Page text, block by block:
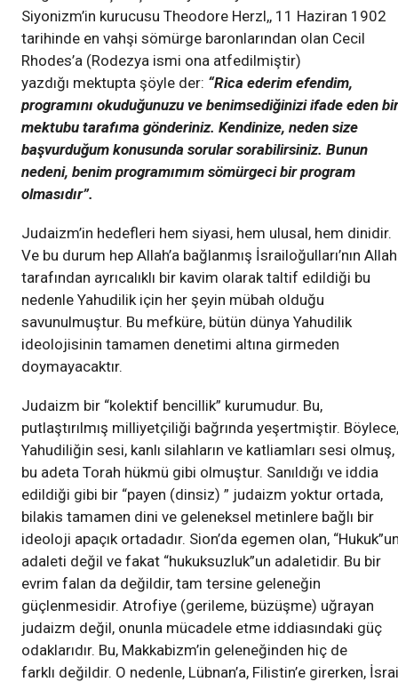
Siyonizm’in kurucusu Theodore Herzl,, 11 Haziran 1902
tarihinde en vahşi sömürge baronlarından olan Cecil
Rhodes’a (Rodezya ismi ona atfedilmiştir)
yazdığı mektupta şöyle der: “Rica ederim efendim,
programını okuduğunuzu ve benimsediğinizi ifade eden bir
mektubu tarafıma gönderiniz. Kendinize, neden size
başvurduğum konusunda sorular sorabilirsiniz. Bunun
nedeni, benim programımım sömürgeci bir program
olmasıdır”.
Judaizm’in hedefleri hem siyasi, hem ulusal, hem dinidir.
Ve bu durum hep Allah’a bağlanmış İsrailoğulları’nın Allah
tarafından ayrıcalıklı bir kavim olarak taltif edildiği bu
nedenle Yahudilik için her şeyin mübah olduğu
savunulmuştur. Bu mefküre, bütün dünya Yahudilik
ideolojisinin tamamen denetimi altına girmeden
doymayacaktır.
Judaizm bir “kolektif bencillik” kurumudur. Bu,
putlaştırılmış milliyetçiliği bağrında yeşertmiştir. Böylece,
Yahudiliğin sesi, kanlı silahların ve katliamları sesi olmuş,
bu adeta Torah hükmü gibi olmuştur. Sanıldığı ve iddia
edildiği gibi bir “payen (dinsiz) ” judaizm yoktur ortada,
bilakis tamamen dini ve geleneksel metinlere bağlı bir
ideoloji apaçık ortadadır. Sion’da egemen olan,
adaleti değil ve fakat “hukuksuzluk”un adaletidir. Bu bir
evrim falan da değildir, tam tersine geleneğin
güçlenmesidir. Atrofiye (gerileme, büzüşme) uğrayan
judaizm değil, onunla mücadele etme iddiasındaki güç
odaklarıdır. Bu, Makkabizm’in geleneğinden hiç de
farklı değildir. O nedenle, Lübnan’a, Filistin’e girerken,